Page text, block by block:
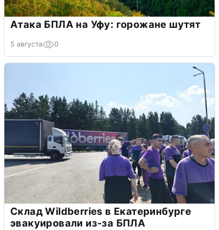
Атака БПЛА на Уфу: горожане шутят
5 августа 0
Склад Wildberries в Екатеринбурге
эвакуировали из-за БПЛА